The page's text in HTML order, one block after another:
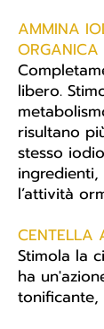
AMMINA
ORGANICA
libero.
risultano
stesso
l’attività
CENTELLA
Stimola la
ha
tonificante,